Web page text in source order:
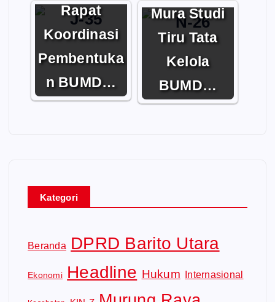
Rapat
Koordinasi
Pembentuka
n BUMD…
Mura Studi
Tiru Tata
Kelola
BUMD…
Kategori
Beranda DPRD Barito Utara
Ekonomi Headline Hukum Internasional